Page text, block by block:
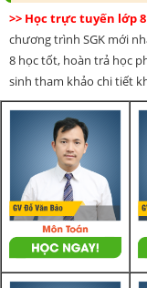
>> Học trực tuyến lớp
chương trình SGK mới
8 học tốt, hoàn trả học
sinh tham khảo chi tiết